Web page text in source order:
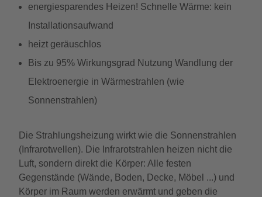
energiesparendes Heizen! Schnelle Wärme: kein
Installationsaufwand
heizt geräuschlos
Bis zu 95% Wirkungsgrad Nutzung Wandlung der
Elektroenergie in Wärmestrahlen (wie
Sonnenstrahlen)
Die Strahlungsheizung wirkt wie die Sonnenstrahlen
(Infrarotwellen). Die Infrarotstrahlen heizen nicht die
Luft, sondern direkt die Körper: Alle festen
Gegenstände (Wände, Boden, Decke, Möbel ...) und
Körper im Raum werden erwärmt und geben die